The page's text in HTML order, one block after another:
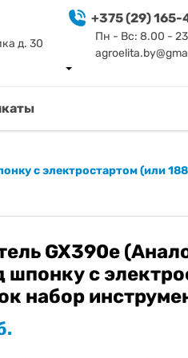
д. 30
+375 (29)
Пн - Вс: 8.00 -
с электростартом (или
GX390e
шпонку с
набор